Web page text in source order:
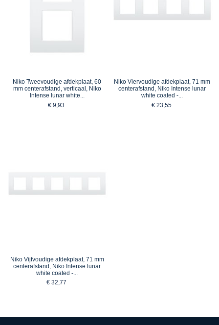
Niko Tweevoudige afdekplaat, 60
mm centerafstand, verticaal, Niko
Intense lunar white...
€ 9,93
Niko Viervoudige afdekplaat, 71 mm
centerafstand, Niko Intense lunar
white coated -...
€ 23,55
Niko Vijfvoudige afdekplaat, 71 mm
centerafstand, Niko Intense lunar
white coated -...
€ 32,77